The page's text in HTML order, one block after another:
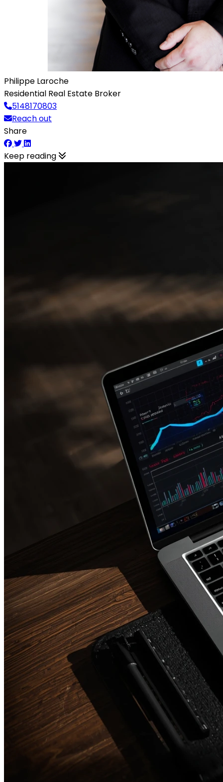
Philippe Laroche
Residential Real Estate Broker
5148170803
Reach out
Share
Keep reading